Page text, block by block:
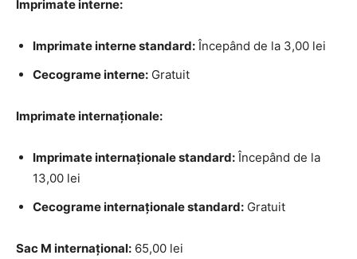
Imprimate interne:
Imprimate interne standard: Începând de la 3,00 lei
Cecograme interne: Gratuit
Imprimate internaționale:
Imprimate internaționale standard: Începând de la
13,00 lei
Cecograme internaționale standard: Gratuit
Sac M internațional: 65,00 lei